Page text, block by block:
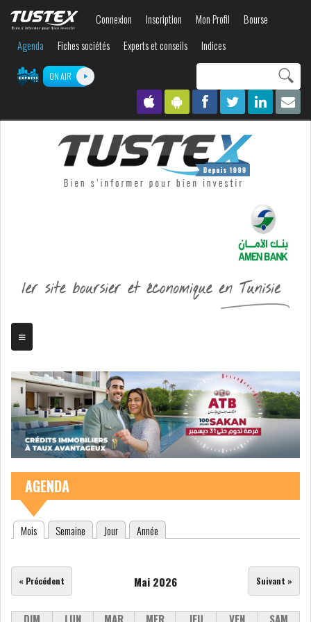
contenu
Connexion Inscription Mon Profil
Bourse
Agenda
Fiches sociétés Experts et conseils Indices
ON AIR
recherche
TRIBUNE
BOURSE
ASSEMBLÉES
OBLIGATAIRES
TITRES
AGENDA
Onglets principaux
Mois
(onglet actif) Semaine Jour Année
Mai 2026
« Précédent Suivant »
DIM LUN MAR MER JEU VEN SAM